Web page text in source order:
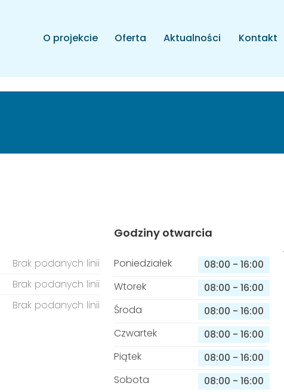
O projekcie Oferta Aktualności Kontakt
Brak podanych linii
Brak podanych linii
Brak podanych linii
Godziny otwarcia
Poniedziałek 08:00 - 16:00
Wtorek
08:00 - 16:00
Środa
08:00 - 16:00
Czwartek
08:00 - 16:00
Piątek
08:00 - 16:00
Sobota
08:00 - 16:00